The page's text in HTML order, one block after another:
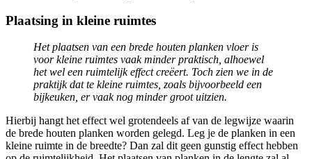
Plaatsing in kleine ruimtes
Het plaatsen van een brede houten planken vloer is
voor kleine ruimtes vaak minder praktisch, alhoewel
het wel een ruimtelijk effect creëert. Toch zien we in de
praktijk dat te kleine ruimtes, zoals bijvoorbeeld een
bijkeuken, er vaak nog minder groot uitzien.
Hierbij hangt het effect wel grotendeels af van de legwijze waarin
de brede houten planken worden gelegd. Leg je de planken in een
kleine ruimte in de breedte? Dan zal dit geen gunstig effect hebben